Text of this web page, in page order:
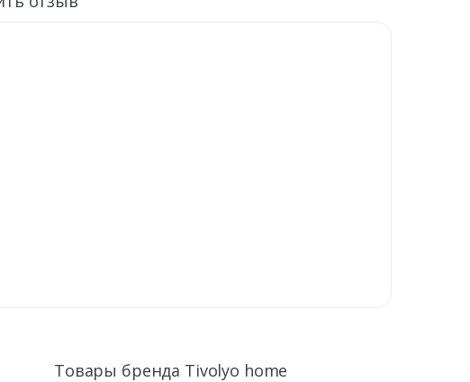
Товары бренда Tivolyo home